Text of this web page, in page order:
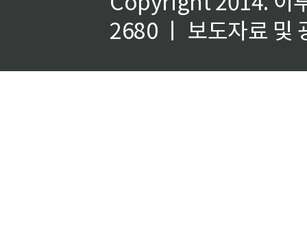
2680 ㅣ 보도자료